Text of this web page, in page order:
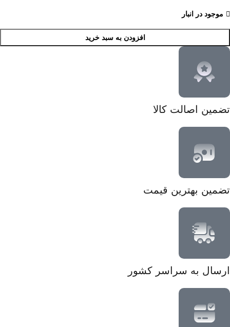
موجود در انبار
افزودن به سبد خرید
تضمین اصالت کالا
تضمین بهترین قیمت
ارسال به سراسر کشور